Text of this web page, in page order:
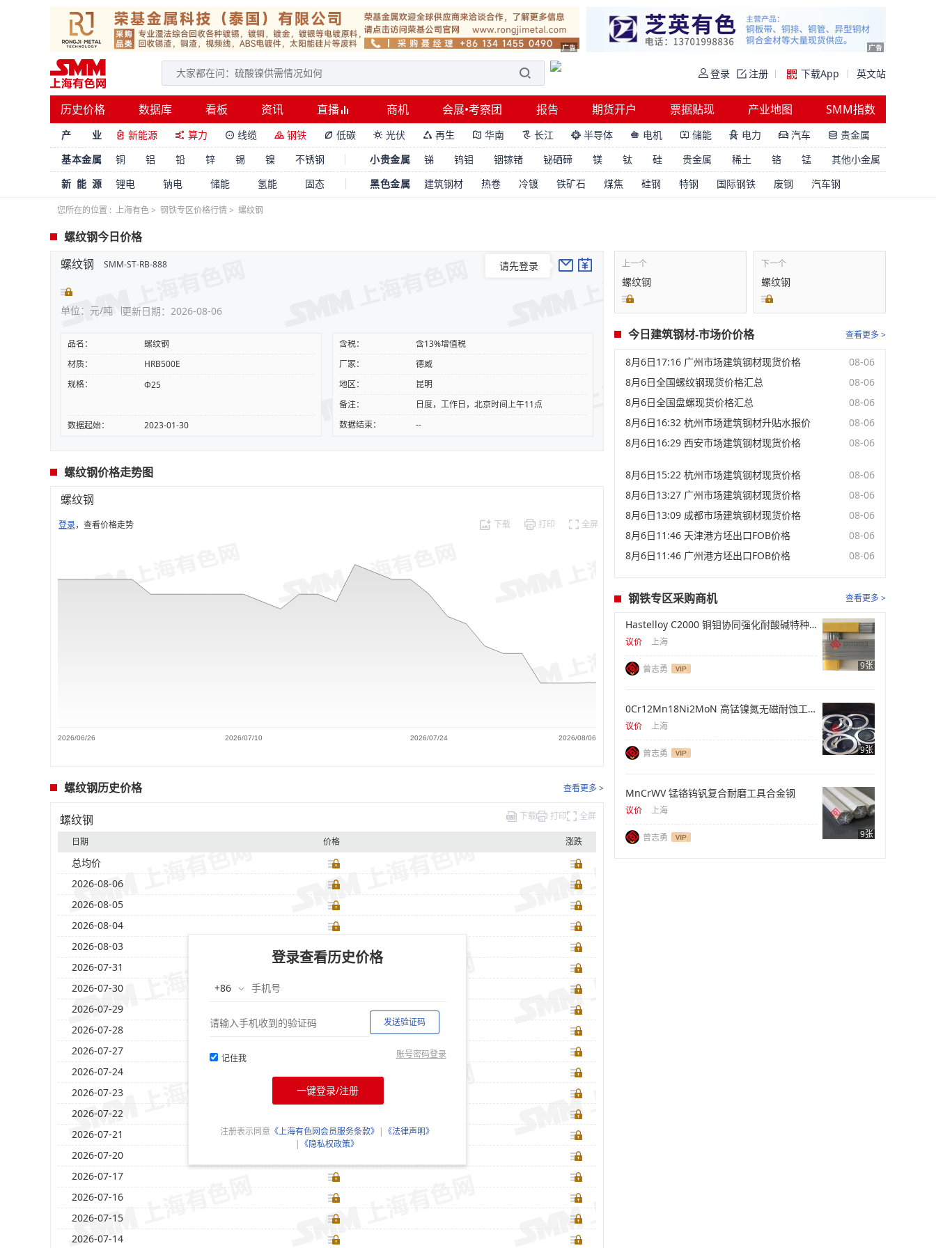
登录 注册 下载App 英文站
历史价格 数据库 看板 资讯 直播 商机 会展•考察团 报告 期货开户 票据贴现 产业地图 SMM指数
产 业  新能源  算力  线缆  钢铁  低碳  光伏  再生  华南  长江  半导体  电机  储能  电力  汽车  贵金属
基本金属
铜 铝 铅 锌 锡 镍 不锈钢 小贵金属 锑 钨钼 铟镓锗 铋硒碲 镁 钛 硅 贵金属 稀土 铬 锰
其他小金属
新能源
锂电 钠电 储能 氢能 固态 黑色金属 建筑钢材 热卷 冷镀 铁矿石 煤焦 硅钢 特钢 国际钢铁 废钢 汽车钢
您所在的位置 : 上海有色> 钢铁专区价格行情> 螺纹钢
螺纹钢今日价格
螺纹钢
SMM-ST-RB-888
单位：元/吨 更新日期：2026-08-06
请先登录
品名：
螺纹钢
材质：
HRB500E
规格：
Φ25
数据起始： 2023-01-30
含税：
含13%增值税
厂家：
德威
地区：
昆明
备注：
日度，工作日，北京时间上午11点
数据结束：
--
螺纹钢价格走势图
螺纹钢
2026/06/26 2026/07/10 2026/07/24 2026/08/06
登录，查看价格走势 下载 打印 全屏
螺纹钢历史价格 查看更多 >
螺纹钢 下载 打印 全屏
日期 价格 涨跌
总均价
2026-08-06
2026-08-05
2026-08-04
2026-08-03
2026-07-31
2026-07-30
2026-07-29
2026-07-28
2026-07-27
2026-07-24
2026-07-23
2026-07-22
2026-07-21
2026-07-20
2026-07-17
2026-07-16
2026-07-15
2026-07-14
登录查看历史价格
发送验证码
记住我 账号密码登录
一键登录/注册
注册表示同意 《上海有色网会员服务条款》 | 《法律声明》
| 《隐私权政策》
上一个
螺纹钢
下一个
螺纹钢
今日建筑钢材-市场价价格 查看更多 >
8月6日17:16 广州市场建筑钢材现货价格
08-06
8月6日全国螺纹钢现货价格汇总
08-06
8月6日全国盘螺现货价格汇总
08-06
8月6日16:32 杭州市场建筑钢材升贴水报价
08-06
8月6日16:29 西安市场建筑钢材现货价格
08-06
8月6日15:22 杭州市场建筑钢材现货价格
08-06
8月6日13:27 广州市场建筑钢材现货价格
08-06
8月6日13:09 成都市场建筑钢材现货价格
08-06
8月6日11:46 天津港方坯出口FOB价格
08-06
8月6日11:46 广州港方坯出口FOB价格
08-06
钢铁专区采购商机 查看更多 >
Hastelloy C2000 铜钼协同强化耐酸碱特种合金
议价 上海
曾志勇 9张
0Cr12Mn18Ni2MoN 高锰镍氮无磁耐蚀工程钢材
议价 上海
曾志勇 9张
MnCrWV 锰铬钨钒复合耐磨工具合金钢
议价 上海
曾志勇 9张